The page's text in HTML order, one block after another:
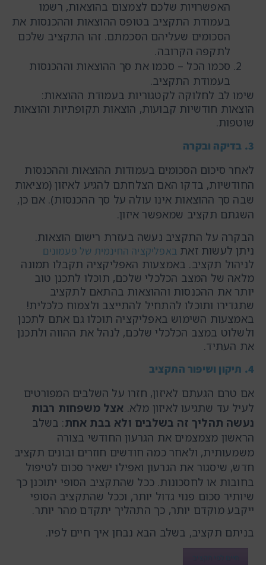
האפשרויות שלכם לצמצום בהוצאות, רִשמו
בעמודת התקציב בטופס ההוצאות וההכנסות את
הסכומים שעליהם הסכמתם. זהו התקציב שלכם
לתקפה הקרובה.
סכמו הכל – סכמו את סך ההוצאות וההכנסות
בעמודת התקציב.
שימו לב לחלוקה לקטגוריות בעמודת ההוצאות:
הוצאות חודשיות קבועות, הוצאות תקופתיות והוצאות
שוטפות.
3. בדיקה ובקרה
לאחר סיכום הסכומים בעמודות ההוצאות וההכנסות
החודשיות, בדקו האם הצלחתם להגיע לאיזון (מציאות
שבה סך ההוצאות אינו עולה על סך ההכנסות). אם כן,
השגתם תקציב שמאפשר איזון.
הבקרה על התקציב נעשה בעזרת רישום הוצאות.
ניתן לעשות זאת באפליקציה החינמית של פעמונים
לניהול תקציב. באמצעות האפליקציה תקבלו תמונה
מלאה של המצב הכלכלי שלכם, תוכלו לתכנן טוב
יותר את ההכנסות וההוצאות בהתאם לתקציב
שתגדירו ותוכלו להתחיל להתייצב ולצמוח כלכלית!
באמצעות השימוש באפליקציה תוכלו גם אתם לתכנן
ולשלוט במצב הכלכלי שלכם, לנהל את ההווה ולתכנן
את העתיד.
4. תיקון ושיפור התקציב
אם טרם הגעתם לאיזון, חזרו על השלבים המפורטים
לעיל עד שתגיעו לאיזון מלא. אצל משפחות רבות
נעשה תהליך זה בשלבים ולא בבת אחת: בשלב
הראשון מצמצמים את הגרעון החודשי בצורה
משמעותית, ולאחר כמה חודשים חוזרים ובונים תקציב
חדש, שיסגור את הגרעון ואפילו ישאיר סכום לטיפול
בחובות או לחסכונות. ככל שהתקציב הסופי יתוכנן כך
שיותיר סכום פנוי גדול יותר, וככל שהתקציב הסופי
ייקבע מוקדם יותר, כך התהליך יתקדם מהר יותר.
בניתם תקציב, בשלב הבא נבחן איך חיים לפיו.